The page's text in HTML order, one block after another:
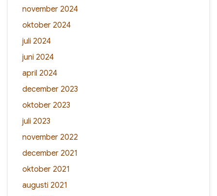
november 2024
oktober 2024
juli 2024
juni 2024
april 2024
december 2023
oktober 2023
juli 2023
november 2022
december 2021
oktober 2021
augusti 2021